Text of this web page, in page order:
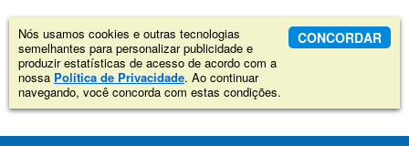
Nós usamos cookies e outras tecnologias
semelhantes para personalizar publicidade e
produzir estatísticas de acesso de acordo com a
nossa Política de Privacidade. Ao continuar
navegando, você concorda com estas condições.
CONCORDAR